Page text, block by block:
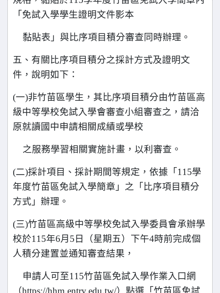
「免試入學學生證明文件影本
黏貼表」 與比序項目積分審查同時辦理。
五、有關比序項目積分之採計方式及證明文
件，說明如下：
(一)非竹苗區學生，其比序項目積分由竹苗區高
級中等學校免試入學會審查小組審查之，請洽
原就讀國中申請相關成績或學校
之服務學習相關實施計畫，以利審查。
(二)採計項目、採計期間等規定，依據「115學
年度竹苗區免試入學簡章」之「比序項目積分
方式」辦理。
(三)竹苗區高級中等學校免試入學委員會承辦學
校於115年6月5日（星期五）下午4時前完成個
人積分建置並通知審查結果，
申請人可至115竹苗區免試入學作業入口網
（https://hhm.entry.edu.tw/）點選「竹苗區免試